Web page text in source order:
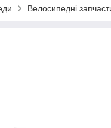
Велосипедні